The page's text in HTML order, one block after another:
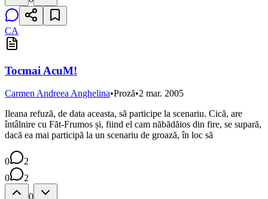
CA
Tocmai AcuM!
Carmen Andreea Anghelina•Proză•2 mar. 2005
Ileana refuză, de data aceasta, să participe la scenariu. Cică, are
întâlnire cu Făt-Frumos și, fiind el cam năbădăios din fire, se supară,
dacă ea mai participă la un scenariu de groază, în loc să
0
2
0
2
0